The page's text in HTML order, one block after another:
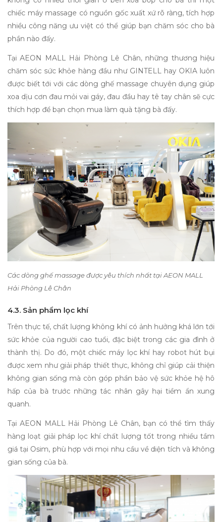
chiếc máy massage có nguồn gốc xuất xứ rõ ràng, tích hợp
nhiều công năng ưu việt có thể giúp bạn chăm sóc cho bà
phần nào đấy.
Tại AEON MALL Hải Phòng Lê Chân, những thương hiệu
chăm sóc sức khỏe hàng đầu như GINTELL hay OKIA luôn
được biết tới với các dòng ghế massage chuyên dụng giúp
xoa dịu cơn đau mỏi vai gáy, đau đầu hay tê tay chân sẽ cực
thích hợp để bạn chọn mua làm quà tặng bà đấy.
Các dòng ghế massage được yêu thích nhất tại AEON MALL
Hải Phòng Lê Chân
4.3. Sản phẩm lọc khí
Trên thực tế, chất lượng không khí có ảnh hưởng khá lớn tới
sức khỏe của người cao tuổi, đặc biệt trong các gia đình ở
thành thị. Do đó, một chiếc máy lọc khí hay robot hút bụi
được xem như giải pháp thiết thực, không chỉ giúp cải thiện
không gian sống mà còn góp phần bảo vệ sức khỏe hệ hô
hấp của bà trước những tác nhân gây hại tiềm ẩn xung
quanh.
Tại AEON MALL Hải Phòng Lê Chân, bạn có thể tìm thấy
hàng loạt giải pháp lọc khí chất lượng tốt trong nhiều tầm
giá tại Osim, phù hợp với mọi nhu cầu về diện tích và không
gian sống của bà.